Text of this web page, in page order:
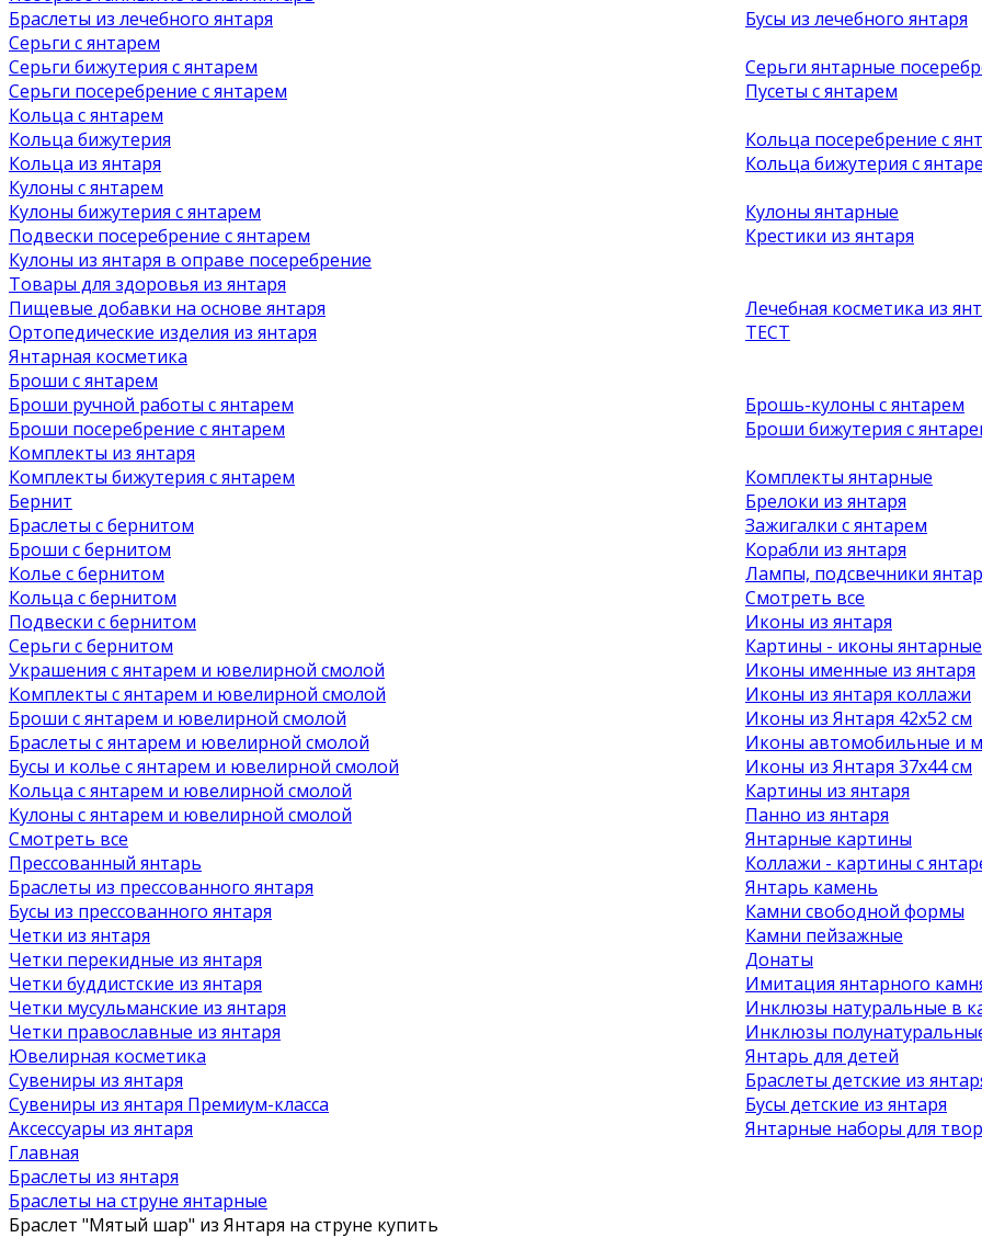
Браслеты из лечебного янтаря
Бусы из лечебного янтаря
Серьги с янтарем
Серьги бижутерия с янтарем
Серьги посеребрение с янтарем
Серьги янтарные
Пусеты с янтарем
Кольца с янтарем
Кольца бижутерия
Кольца из янтаря
Кольца посеребрение с
Кольца бижутерия с
Кулоны с янтарем
Кулоны бижутерия с янтарем
Подвески посеребрение с янтарем
Кулоны из янтаря в оправе посеребрение
Кулоны янтарные
Крестики из янтаря
Товары для здоровья из янтаря
Пищевые добавки на основе янтаря
Ортопедические изделия из янтаря
Янтарная косметика
Лечебная косметика из
ТЕСТ
Броши с янтарем
Броши ручной работы с янтарем
Броши посеребрение с янтарем
Брошь-кулоны с янтарем
Броши бижутерия с
Комплекты из янтаря
Комплекты бижутерия с янтарем
Комплекты янтарные
Бернит
Браслеты с бернитом
Броши с бернитом
Колье с бернитом
Кольца с бернитом
Подвески с бернитом
Серьги с бернитом
Украшения с янтарем и ювелирной смолой
Комплекты с янтарем и ювелирной смолой
Броши с янтарем и ювелирной смолой
Браслеты с янтарем и ювелирной смолой
Бусы и колье с янтарем и ювелирной смолой
Кольца с янтарем и ювелирной смолой
Кулоны с янтарем и ювелирной смолой
Смотреть все
Прессованный янтарь
Браслеты из прессованного янтаря
Бусы из прессованного янтаря
Четки из янтаря
Четки перекидные из янтаря
Четки буддистские из янтаря
Четки мусульманские из янтаря
Четки православные из янтаря
Ювелирная косметика
Сувениры из янтаря
Сувениры из янтаря Премиум-класса
Аксессуары из янтаря
Брелоки из янтаря
Зажигалки с янтарем
Корабли из янтаря
Лампы, подсвечники
Смотреть все
Иконы из янтаря
Картины - иконы янтарные
Иконы именные из янтаря
Иконы из янтаря коллажи
Иконы из Янтаря 42х52 см
Иконы автомобильные и
Иконы из Янтаря 37х44 см
Картины из янтаря
Панно из янтаря
Янтарные картины
Коллажи - картины с
Янтарь камень
Камни свободной формы
Камни пейзажные
Донаты
Имитация янтарного
Инклюзы натуральные в
Инклюзы
Янтарь для детей
Браслеты детские из
Бусы детские из янтаря
Янтарные наборы для
Главная
Браслеты из янтаря
Браслеты на струне янтарные
Браслет "Мятый шар" из Янтаря на струне купить